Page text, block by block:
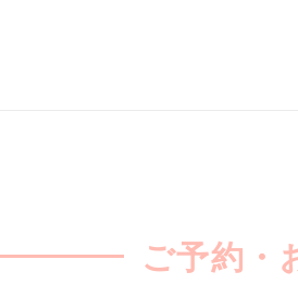
ご予約・